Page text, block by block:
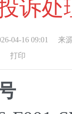
诉
04-16 09:01
来
打印